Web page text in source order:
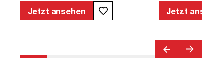
geprüfte Sicherheit | TÜV© geprüfte
Ergonomie | Quality Office© | TÜV©
Jetzt ansehen Jetzt